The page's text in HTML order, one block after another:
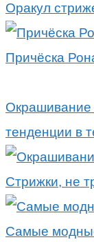
Оракул
Причёска
Окрашивание
тенденции в
Стрижки, не
Самые